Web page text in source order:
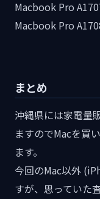
Macbook Pro
Macbook Pro
まとめ
沖縄県には家電量
ますのでMacを買
ます。
今回のMac以外
すが、思っていた